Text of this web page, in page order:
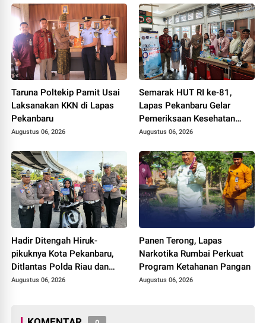
Taruna Poltekip Pamit Usai
Laksanakan KKN di Lapas
Pekanbaru
Augustus 06, 2026
Semarak HUT RI ke-81,
Lapas Pekanbaru Gelar
Pemeriksaan Kesehatan
Gratis untuk Warga Binaan
Augustus 06, 2026
Hadir Ditengah Hiruk-
pikuknya Kota Pekanbaru,
Ditlantas Polda Riau dan
Polantas KARIB Kobarkan
Policing Jelang HUT RI Ke-
Augustus 06, 2026
Panen Terong, Lapas
Narkotika Rumbai Perkuat
Program Ketahanan Pangan
Augustus 06, 2026